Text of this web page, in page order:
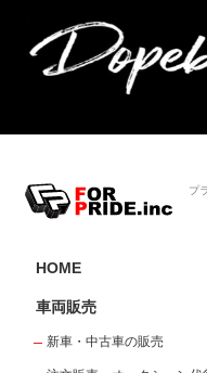
プ
HOME
車両販売
新車・中古車の販売